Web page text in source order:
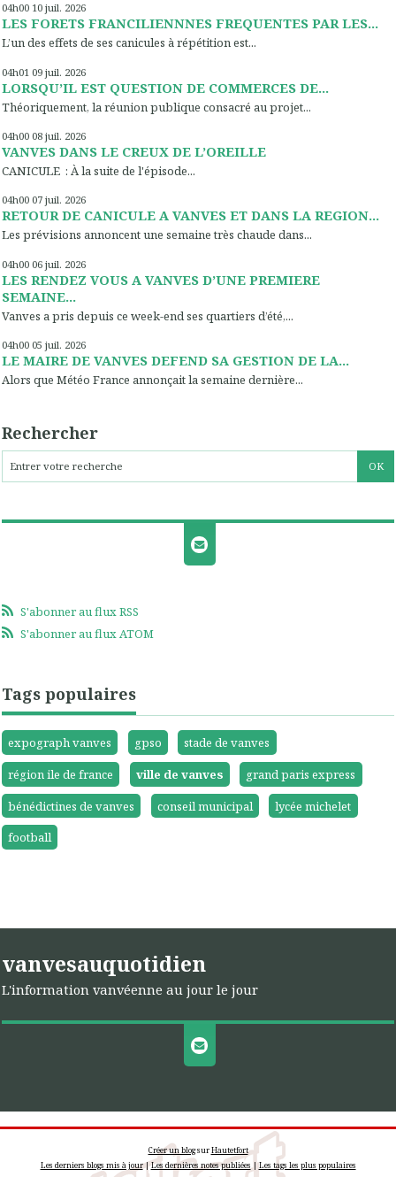
04h00 10 juil. 2026
LES FORETS FRANCILIENNNES FREQUENTES PAR LES...
L’un des effets de ses canicules à répétition est...
04h01 09 juil. 2026
LORSQU’IL EST QUESTION DE COMMERCES DE...
Théoriquement, la réunion publique consacré au projet...
04h00 08 juil. 2026
VANVES DANS LE CREUX DE L’OREILLE
CANICULE : À la suite de l'épisode...
04h00 07 juil. 2026
RETOUR DE CANICULE A VANVES ET DANS LA REGION...
Les prévisions annoncent une semaine très chaude dans...
04h00 06 juil. 2026
LES RENDEZ VOUS A VANVES D’UNE PREMIERE
SEMAINE...
Vanves a pris depuis ce week-end ses quartiers d’été,...
04h00 05 juil. 2026
LE MAIRE DE VANVES DEFEND SA GESTION DE LA...
Alors que Météo France annonçait la semaine dernière...
Rechercher
S'abonner au flux RSS
S'abonner au flux ATOM
Tags populaires
expograph vanves gpso
stade de vanves
région ile de france
ville de vanves
grand paris express
bénédictines de vanves
conseil municipal
lycée michelet
football
vanvesauquotidien
L'information vanvéenne au jour le jour
Créer un blogsurHautetfort
Les derniers blogs mis à jour|Les dernières notes publiées |Les tags les plus populaires